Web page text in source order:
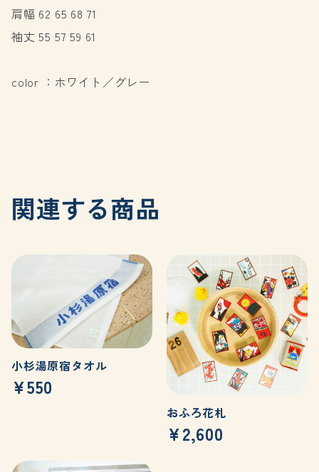
肩幅 62 65 68 71
袖丈 55 57 59 61
color ：ホワイト／グレー
関連する商品
小杉湯原宿タオル
¥550
おふろ花札
¥2,600